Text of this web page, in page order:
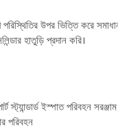
উপর ভিত্তি করে
হাতুড়ি প্রদান করি।
স্ট্যান্ডার্ড ইস্পাত পরিবহন
পরিবহন